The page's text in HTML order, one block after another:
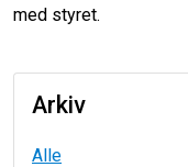
med styret.
Arkiv
Alle